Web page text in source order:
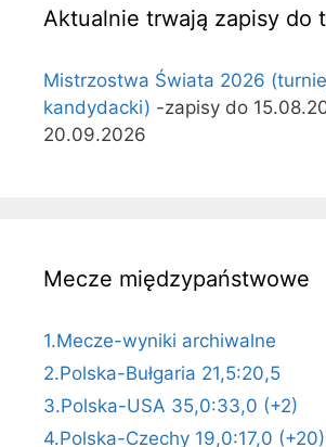
Aktualnie trwają zapisy do
Mistrzostwa Świata 2026
kandydacki) -zapisy do
20.09.2026
Mecze międzypaństwowe
1.Mecze-wyniki archiwalne
2.Polska-Bułgaria 21,5:20,5
3.Polska-USA 35,0:33,0 (+2)
4.Polska-Czechy 19,0:17,0 (+20)